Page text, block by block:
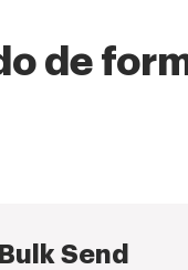
de
Bulk Send